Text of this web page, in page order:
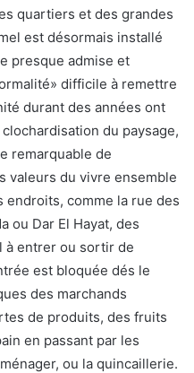
quartiers et des grandes
est désormais installé
presque admise et
difficile à remettre
durant des années ont
du paysage,
remarquable de
valeurs du vivre ensemble
comme la rue des
ou Dar El Hayat, des
à entrer ou sortir de
est bloquée dés le
des marchands
de produits, des fruits
en passant par les
ou la quincaillerie.